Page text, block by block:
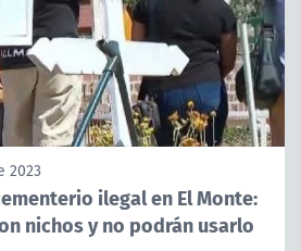
2023
ilegal en El Monte:
nichos y no podrán usarlo